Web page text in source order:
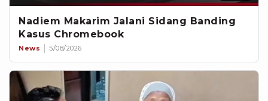
Nadiem Makarim Jalani Sidang Banding
Kasus Chromebook
News 5/08/2026